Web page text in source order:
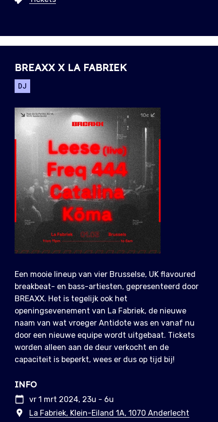
BREAXX X LA FABRIEK
DJ
Een mooie lineup van vier Brusselse, UK flavoured
breakbeat- en bass-artiesten, gepresenteerd door
BREAXX. Het is tegelijk ook het
openingsevenement van La Fabriek, de nieuwe
naam van wat vroeger Antidote was en vanaf nu
door een nieuwe equipe wordt uitgebaat. Tickets
worden alleen aan de deur verkocht en de
capaciteit is beperkt, wees er dus op tijd bij!
INFO
vr 1 mrt 2024, 23u - 6u
La Fabriek, Klein-Eiland 1A, 1070 Anderlecht